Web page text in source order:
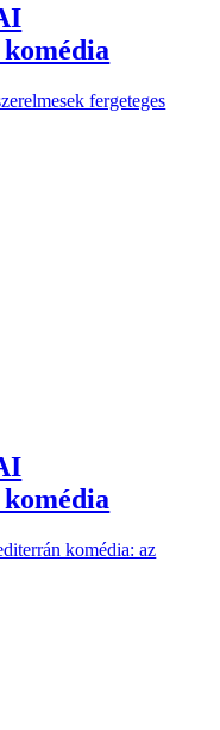
fergeteges
komédia: az